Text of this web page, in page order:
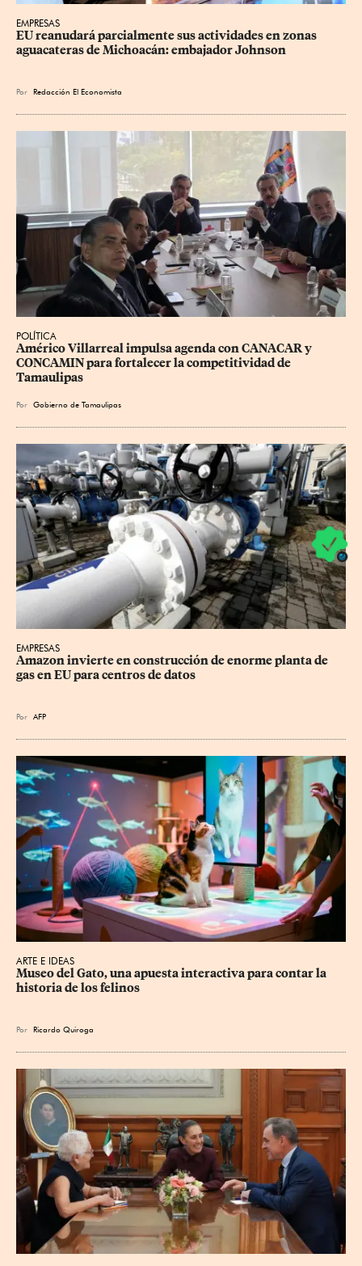
EMPRESAS
EU reanudará parcialmente sus actividades en zonas
aguacateras de Michoacán: embajador Johnson
Por Redacción El Economista
POLÍTICA
Américo Villarreal impulsa agenda con CANACAR y
CONCAMIN para fortalecer la competitividad de
Tamaulipas
Por Gobierno de Tamaulipas
EMPRESAS
Amazon invierte en construcción de enorme planta de
gas en EU para centros de datos
Por AFP
ARTE E IDEAS
Museo del Gato, una apuesta interactiva para contar la
historia de los felinos
Por Ricardo Quiroga